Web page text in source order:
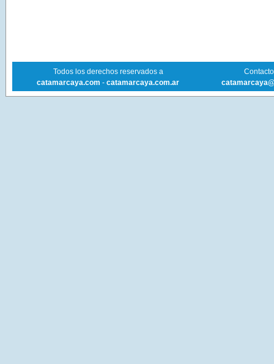
Todos los derechos reservados a
catamarcaya.com - catamarcaya.com.ar